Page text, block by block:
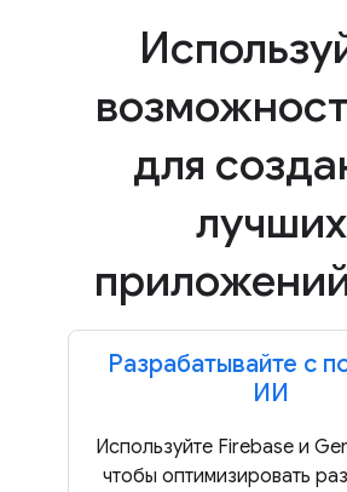
для
лучших
Разрабатывайте с
ИИ
Используйте Firebase и
чтобы оптимизировать